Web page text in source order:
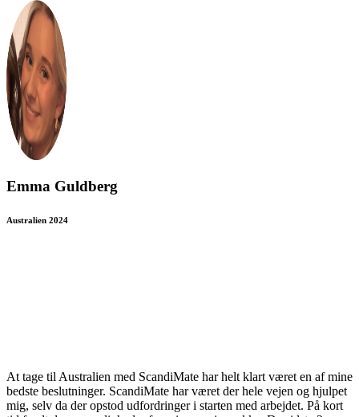
Emma Guldberg
Australien 2024
At tage til Australien med ScandiMate har helt klart været en af mine
bedste beslutninger. ScandiMate har været der hele vejen og hjulpet
mig, selv da der opstod udfordringer i starten med arbejdet. På kort